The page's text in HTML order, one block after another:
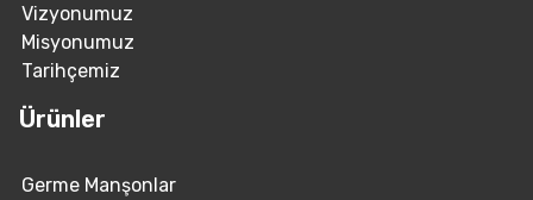
Vizyonumuz
Misyonumuz
Tarihçemiz
Ürünler
Germe Manşonlar